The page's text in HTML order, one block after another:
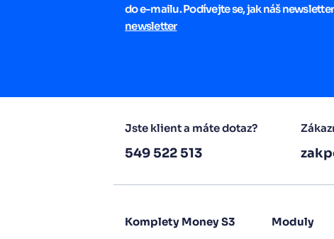
do e-mailu. Podívejte se, jak náš
newsletter
Jste klient a máte dotaz?
549 522 513
Komplety Money S3
Moduly